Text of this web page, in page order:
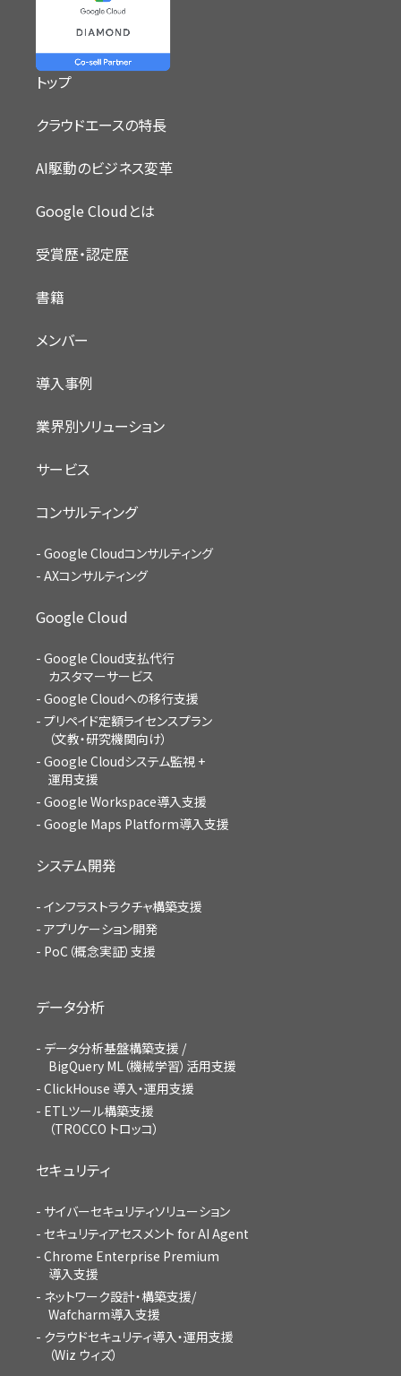
トップ
クラウドエースの特長
AI駆動のビジネス変革
Google Cloudとは
受賞歴・認定歴
書籍
メンバー
導入事例
業界別ソリューション
サービス
コンサルティング
Google Cloudコンサルティング
AXコンサルティング
Google Cloud
Google Cloud支払代行
カスタマーサービス
Google Cloudへの移行支援
プリペイド定額ライセンスプラン
（文教・研究機関向け）
Google Cloudシステム監視 +
運用支援
Google Workspace導入支援
Google Maps Platform導入支援
システム開発
インフラストラクチャ構築支援
アプリケーション開発
PoC（概念実証）支援
データ分析
データ分析基盤構築支援 /
BigQuery ML（機械学習）活用支援
ClickHouse 導入・運用支援
ETLツール構築支援
（TROCCO トロッコ）
セキュリティ
サイバーセキュリティソリューション
セキュリティアセスメント for AI Agent
Chrome Enterprise Premium
導入支援
ネットワーク設計・構築支援/
Wafcharm導入支援
クラウドセキュリティ導入・運用支援
（Wiz ウィズ）